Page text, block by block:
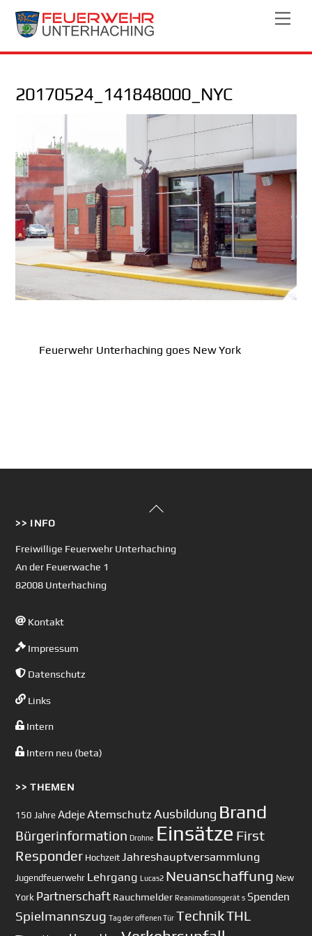
Skip
20170524_141848000_NYC
Feuerwehr Unterhaching goes New York
Back
>> INFO
Freiwillige Feuerwehr Unterhaching
An der Feuerwache 1
82008 Unterhaching
Kontakt
Impressum
Datenschutz
Links
Intern
Intern neu (beta)
>> THEMEN
150 Jahre AdejeAtemschutz Ausbildung Brand
Bürgerinformation Drohne Einsätze First
Responder Hochzeit Jahreshauptversammlung
Jugendfeuerwehr Lehrgang Lucas2 Neuanschaffung New
York Partnerschaft Rauchmelder Reanimationsgerät s Spenden
Spielmannszug Tag der offenen Tür TechnikTHL